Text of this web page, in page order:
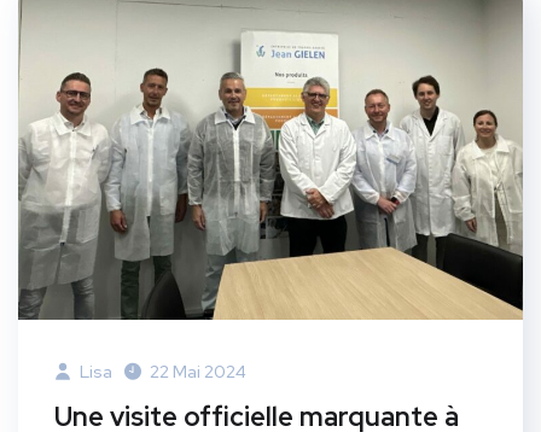
Lisa 22 Mai 2024
Une visite officielle marquante à